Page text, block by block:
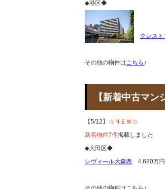
◆港区◆
クレス
その他の物件はこちら ♪
【新着中古マ
【5/12】 ☆ＮＥＷ☆
新着物件7件掲載しました
◆大田区◆
レヴィ―ル大森西 4,680万円